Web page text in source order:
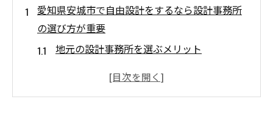
愛知県安城市で自由設計をするなら設計事務所
の選び方が重要
地元の設計事務所を選ぶメリット
設計事務所の実績を確認する方法